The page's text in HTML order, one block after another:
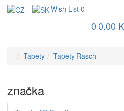
Wish List 0
0 0.00
Tapety Tapety Rasch
značka